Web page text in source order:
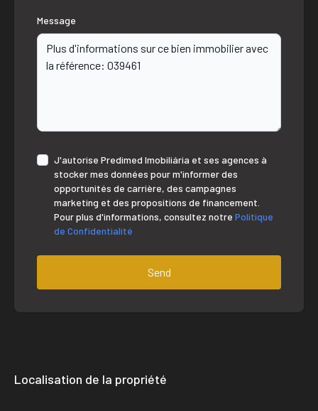
Message
J'autorise Predimed Imobiliária et ses agences à
stocker mes données pour m'informer des
opportunités de carrière, des campagnes
marketing et des propositions de financement.
Pour plus d'informations, consultez notre Politique
de Confidentialité
Send
Localisation de la propriété